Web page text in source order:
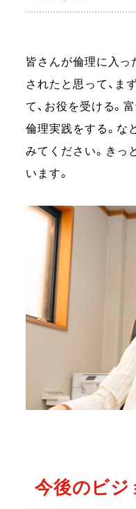
皆さんが倫理に入っ
されたと思って、ま
て、お役を受ける。
倫理実践をする。な
みてください。きっ
います。
今後のビジ